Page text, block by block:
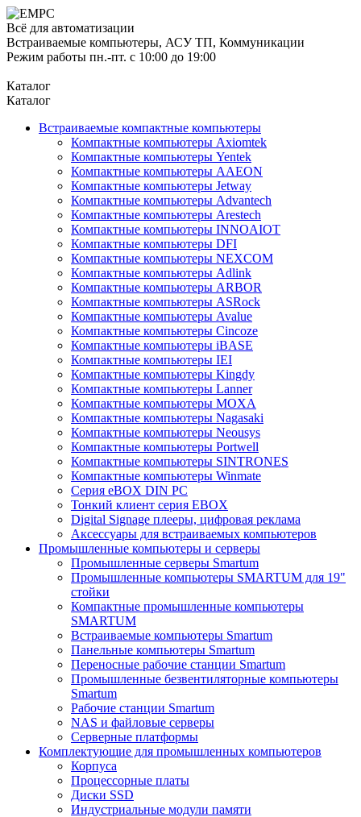
Всё для автоматизации
Встраиваемые компьютеры, АСУ ТП, Коммуникации
Режим работы пн.-пт. с 10:00 до 19:00
Каталог
Каталог
Встраиваемые компактные компьютеры
Компактные компьютеры Axiomtek
Компактные компьютеры Yentek
Компактные компьютеры AAEON
Компактные компьютеры Jetway
Компактные компьютеры Advantech
Компактные компьютеры Arestech
Компактные компьютеры INNOAIOT
Компактные компьютеры DFI
Компактные компьютеры NEXCOM
Компактные компьютеры Adlink
Компактные компьютеры ARBOR
Компактные компьютеры ASRock
Компактные компьютеры Avalue
Компактные компьютеры Cincoze
Компактные компьютеры iBASE
Компактные компьютеры IEI
Компактные компьютеры Kingdy
Компактные компьютеры Lanner
Компактные компьютеры MOXA
Компактные компьютеры Nagasaki
Компактные компьютеры Neousys
Компактные компьютеры Portwell
Компактные компьютеры SINTRONES
Компактные компьютеры Winmate
Серия eBOX DIN PC
Тонкий клиент серия EBOX
Digital Signage плееры, цифровая реклама
Аксессуары для встраиваемых компьютеров
Промышленные компьютеры и серверы
Промышленные серверы Smartum
Промышленные компьютеры SMARTUM для 19"
стойки
Компактные промышленные компьютеры
SMARTUM
Встраиваемые компьютеры Smartum
Панельные компьютеры Smartum
Переносные рабочие станции Smartum
Промышленные безвентиляторные компьютеры
Smartum
Рабочие станции Smartum
NAS и файловые серверы
Серверные платформы
Комплектующие для промышленных компьютеров
Корпуса
Процессорные платы
Диски SSD
Индустриальные модули памяти